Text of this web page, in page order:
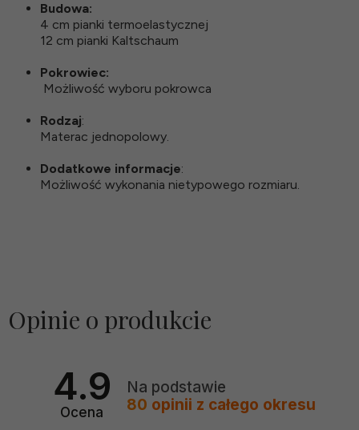
Budowa:
4 cm pianki termoelastycznej
12 cm pianki Kaltschaum
Pokrowiec:
Możliwość wyboru pokrowca
Rodzaj:
Materac jednopolowy.
Dodatkowe informacje:
Możliwość wykonania nietypowego rozmiaru.
Opinie o produkcie
4.9
Ocena
Na podstawie
80 opinii z całego okresu